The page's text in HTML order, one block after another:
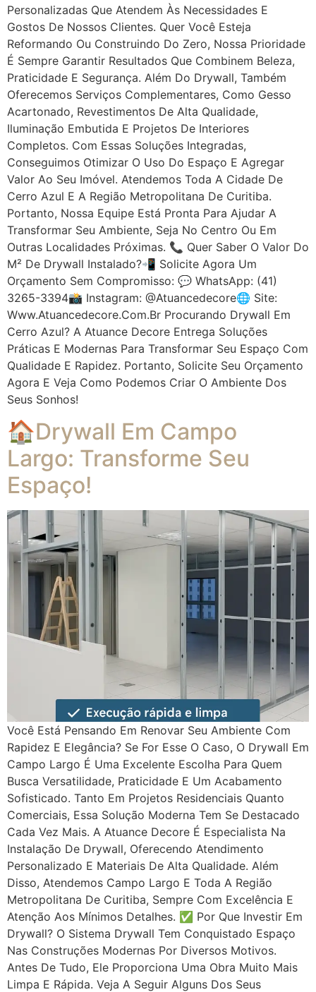
Personalizadas Que Atendem Às Necessidades E
Gostos De Nossos Clientes. Quer Você Esteja
Reformando Ou Construindo Do Zero, Nossa Prioridade
É Sempre Garantir Resultados Que Combinem Beleza,
Praticidade E Segurança. Além Do Drywall, Também
Oferecemos Serviços Complementares, Como Gesso
Acartonado, Revestimentos De Alta Qualidade,
Iluminação Embutida E Projetos De Interiores
Completos. Com Essas Soluções Integradas,
Conseguimos Otimizar O Uso Do Espaço E Agregar
Valor Ao Seu Imóvel. Atendemos Toda A Cidade De
Cerro Azul E A Região Metropolitana De Curitiba.
Portanto, Nossa Equipe Está Pronta Para Ajudar A
Transformar Seu Ambiente, Seja No Centro Ou Em
Outras Localidades Próximas. 📞 Quer Saber O Valor Do
M² De Drywall Instalado?📲 Solicite Agora Um
Orçamento Sem Compromisso: 💬 WhatsApp: (41)
3265-3394📸 Instagram: @atuancedecore🌐 Site:
Www.atuancedecore.com.br Procurando Drywall Em
Cerro Azul? A Atuance Decore Entrega Soluções
Práticas E Modernas Para Transformar Seu Espaço Com
Qualidade E Rapidez. Portanto, Solicite Seu Orçamento
Agora E Veja Como Podemos Criar O Ambiente Dos
Seus Sonhos!
🏠Drywall Em Campo
Largo: Transforme Seu
Espaço!
Você Está Pensando Em Renovar Seu Ambiente Com
Rapidez E Elegância? Se For Esse O Caso, O Drywall Em
Campo Largo É Uma Excelente Escolha Para Quem
Busca Versatilidade, Praticidade E Um Acabamento
Sofisticado. Tanto Em Projetos Residenciais Quanto
Comerciais, Essa Solução Moderna Tem Se Destacado
Cada Vez Mais. A Atuance Decore É Especialista Na
Instalação De Drywall, Oferecendo Atendimento
Personalizado E Materiais De Alta Qualidade. Além
Disso, Atendemos Campo Largo E Toda A Região
Metropolitana De Curitiba, Sempre Com Excelência E
Atenção Aos Mínimos Detalhes. ✅ Por Que Investir Em
Drywall? O Sistema Drywall Tem Conquistado Espaço
Nas Construções Modernas Por Diversos Motivos.
Antes De Tudo, Ele Proporciona Uma Obra Muito Mais
Limpa E Rápida. Veja A Seguir Alguns Dos Seus